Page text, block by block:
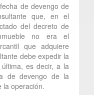
de devengo de
que, en el
del decreto de
no era el
que adquiere
debe expedir la
es decir, a la
de devengo de la
la operación.